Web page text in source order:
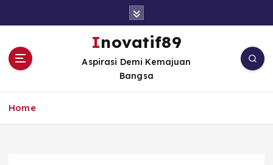
Inovatif89
Aspirasi Demi Kemajuan
Bangsa
Home